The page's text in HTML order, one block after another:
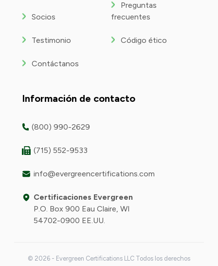
Socios
Testimonio
Contáctanos
Preguntas
frecuentes
Código ético
Información de contacto
(800) 990-2629
(715) 552-9533
info@evergreencertifications.com
Certificaciones Evergreen
P.O. Box 900 Eau Claire, WI
54702-0900 EE.UU.
© 2026 - Evergreen Certifications LLC Todos los derechos